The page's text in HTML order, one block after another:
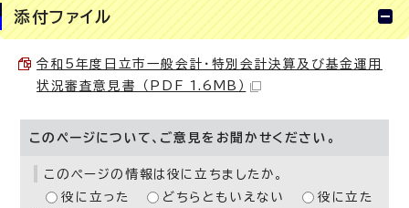
添付ファイル
令和5年度日立市一般会計・特別会計決算及び基金運用
状況審査意見書 （PDF 1.6MB）
このページについて、ご意見をお聞かせください。
このページの情報は役に立ちましたか。
役に立った
どちらともいえない
役に立た